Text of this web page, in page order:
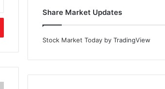
Share Market Updates
Stock Market Today by TradingView